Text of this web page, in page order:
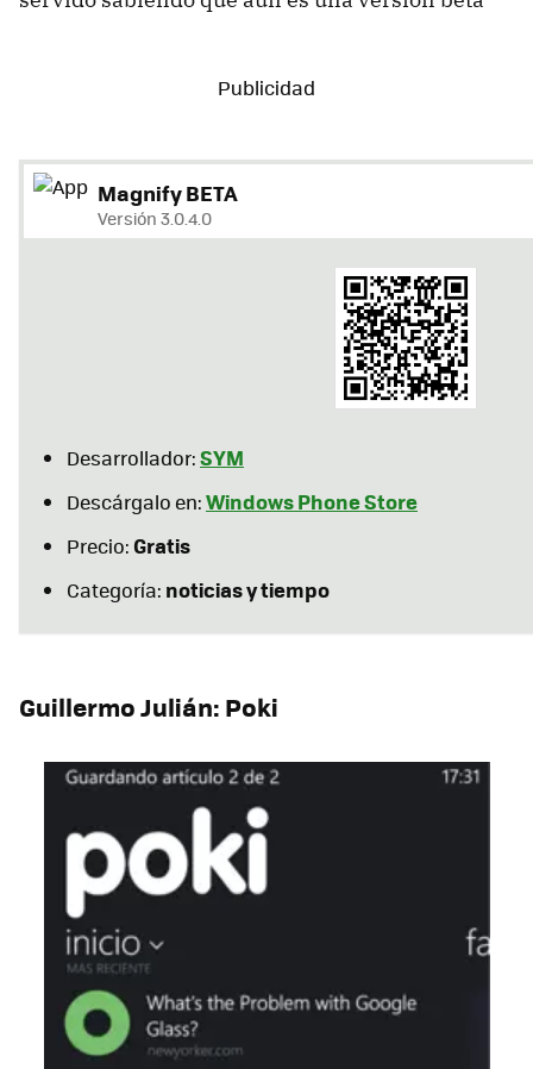
Magnify BETA
Versión 3.0.4.0
Desarrollador:SYM
Descárgalo en:Windows Phone Store
Precio:Gratis
Categoría: noticias y tiempo
Guillermo Julián: Poki